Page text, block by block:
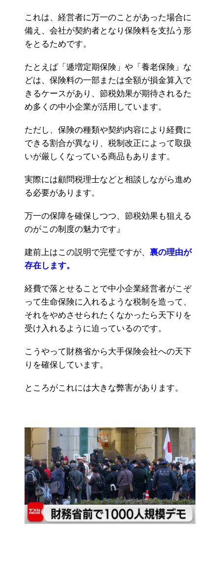
これは、経営者に万一のことがあった場合に
備え、会社が契約者となり保険料を支払う形
をとるためです。
たとえば「逓増定期保険」や「養老保険」な
どは、保険料の一部または全額が損金算入で
きるケースがあり、節税効果が期待されるた
め多くの中小企業が活用しています。
ただし、保険の種類や契約内容により経費に
できる割合が異なり、税制改正によって取扱
いが厳しくなっている商品もあります。
実際には顧問税理士などと相談しながら進め
る必要があります。
万一の保障を確保しつつ、節税効果も狙える
のがこの制度の魅力です』
建前上はこの説明で完璧ですが、 裏の理由が
存在します。
経費で落とせることで中小企業経営者がこぞ
って生命保険に入れるような税制を造って、
それをやめさせられたくなかったら天下りを
受け入れるように迫っているのです。
こうやって財務省から大手保険会社への天下
りを確保しています。
ところがこれには大きな弊害があります。